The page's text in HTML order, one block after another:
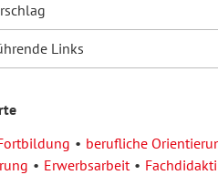
Links
berufliche
Erwerbsarbeit